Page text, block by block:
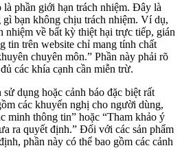
phần giới hạn trách nhiệm. Đây là
bạn không chịu trách nhiệm. Ví dụ,
nhiệm về bất kỳ thiệt hại trực tiếp, gián
tin trên website chỉ mang tính chất
chuyên môn.” Phần này phải rõ
các khía cạnh cần miễn trừ.
dụng hoặc cảnh báo đặc biệt rất
các khuyến nghị cho người dùng,
minh thông tin” hoặc “Tham khảo ý
ra quyết định.” Đối với các sản phẩm
phần này có thể bao gồm các cảnh